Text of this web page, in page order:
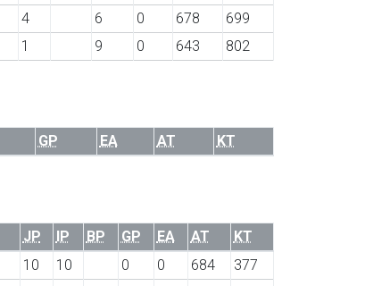
4 6 0 678
699
1 9 0 643 802
GP EA AT KT
JP IP BP GP EA AT
KT
10 10 0 0 684
377